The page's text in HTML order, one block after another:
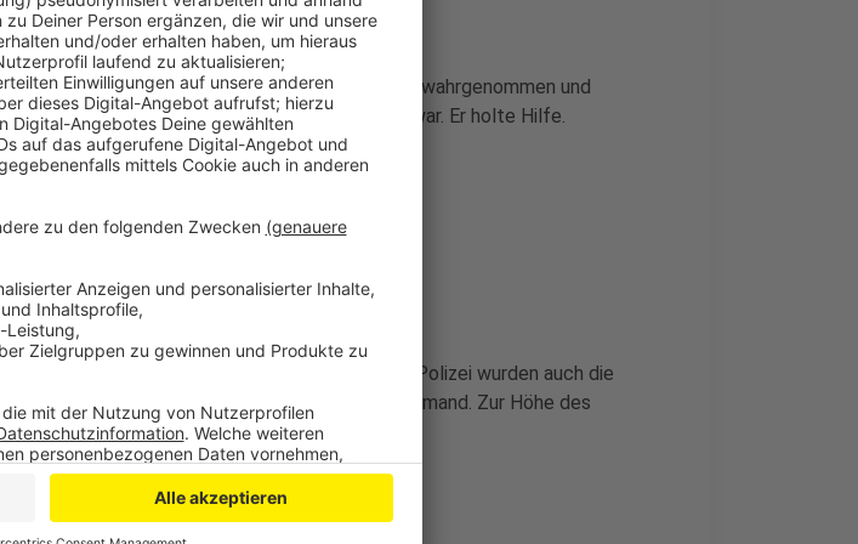
hatte der Eigentümer den Rauchgeruch wahrgenommen und
Kissen auf seiner Couch bereits angeschmort war. Er holte Hilfe.
und der Anbau brannten vollständig nieder. Laut Polizei wurden auch die
Nachbar-Chalets beschädigt. Verletzt wurde niemand. Zur Höhe des
konnte die Polizei noch nichts sagen.